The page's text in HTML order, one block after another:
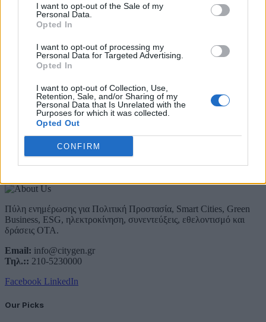
I want to opt-out of the Sale of my
Personal Data.
Opted In
I want to opt-out of processing my
Personal Data for Targeted Advertising.
Opted In
I want to opt-out of Collection, Use,
Retention, Sale, and/or Sharing of my
Personal Data that Is Unrelated with the
Purposes for which it was collected.
Opted Out
CONFIRM
4 Αυγούστου 2026
Newsletter Citygen.gr
Λάβετε όλα τα τελευταία νέα από τον χώρο της Πολιτικής
Προστασίας, του ESG, του Green Business και των ΟΤΑ
Συμφωνώ με την Πολιτική Δεδομένων
About Us
Πύλη ενημέρωσης για Πολιτική Προστασία, Smart Cities, Green
Business, ESG, ηλεκτροκίνηση, συνεντεύξεις, εθελοντισμό και
δράσεις ΟΤΑ.
Email: info@citygen.gr
Τηλ.:: 210-5230000
Facebook LinkedIn
Our Picks